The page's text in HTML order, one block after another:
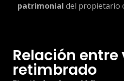
patrimonial del propietario
Relación
retimbrado